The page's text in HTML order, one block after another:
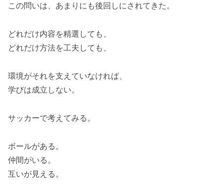
この問いは、あまりにも後回しにされてきた。
どれだけ内容を精選しても、
どれだけ方法を工夫しても、
環境がそれを支えていなければ、
学びは成立しない。
サッカーで考えてみる。
ボールがある。
仲間がいる。
互いが見える。